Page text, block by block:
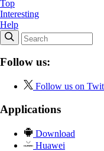
Top
Interesting
Help
Follow us:
Follow us on
Applications
Download
Huawei